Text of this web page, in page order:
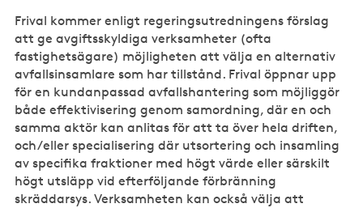
Frival kommer enligt regeringsutredningens förslag
att ge avgiftsskyldiga verksamheter (ofta
fastighetsägare) möjligheten att välja en alternativ
avfallsinsamlare som har tillstånd. Frival öppnar upp
för en kundanpassad avfallshantering som möjliggör
både effektivisering genom samordning, där en och
samma aktör kan anlitas för att ta över hela driften,
och/eller specialisering där utsortering och insamling
av specifika fraktioner med högt värde eller särskilt
högt utsläpp vid efterföljande förbränning
skräddarsys. Verksamheten kan också välja att